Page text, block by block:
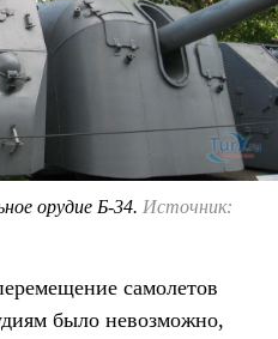
орудие Б-34. Источник:
самолетов
было невозможно,